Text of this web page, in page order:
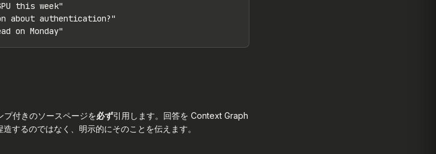
this week"
about authentication?"
on Monday"
プ付きのソースページを必ず引用します。回答を Context Graph
するのではなく、明示的にそのことを伝えます。